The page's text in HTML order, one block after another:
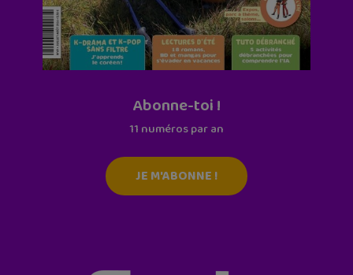
Abonne-toi !
11 numéros par an
JE M'ABONNE !